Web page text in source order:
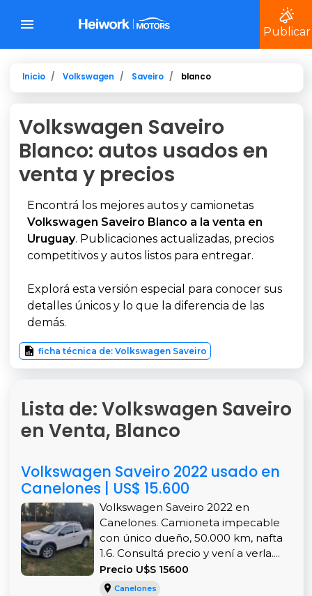
Publicar
Inicio Volkswagen Saveiro blanco
Volkswagen Saveiro
Blanco: autos usados en
venta y precios
Encontrá los mejores autos y camionetas
Volkswagen Saveiro Blanco a la venta en
Uruguay. Publicaciones actualizadas, precios
competitivos y autos listos para entregar.
Explorá esta versión especial para conocer sus
detalles únicos y lo que la diferencia de las
demás.
ficha técnica de: Volkswagen Saveiro
Lista de: Volkswagen Saveiro
en Venta, Blanco
Volkswagen Saveiro 2022 usado en
Canelones | US$ 15.600
Volkswagen Saveiro 2022 en
Canelones. Camioneta impecable
con único dueño, 50.000 km, nafta
1.6. Consultá precio y vení a verla....
Precio U$S 15600
Canelones